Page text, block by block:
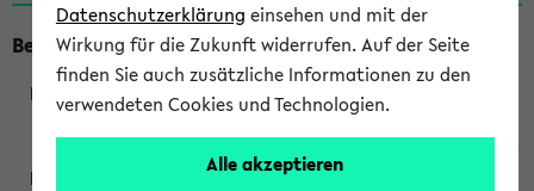
Beginn um 18 Uhr
Datenschutzerklärung einsehen und mit der
Wirkung für die Zukunft widerrufen. Auf der Seite
finden Sie auch zusätzliche Informationen zu den
verwendeten Cookies und Technologien.
Alle akzeptieren